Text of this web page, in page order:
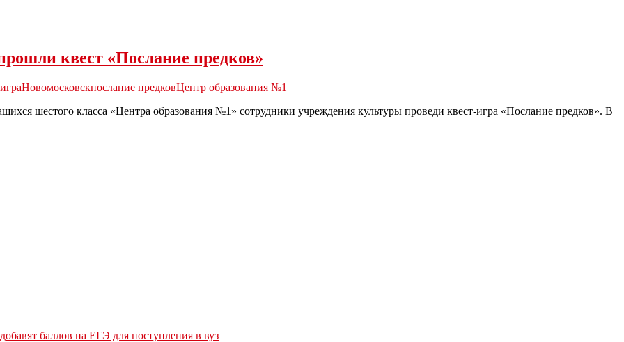
квест «Послание предков»
Новомосковскпослание предковЦентр образования №1
шестого класса «Центра образования №1» сотрудники учреждения культуры проведи квест-игра «Послание предков». В
баллов на ЕГЭ для поступления в вуз